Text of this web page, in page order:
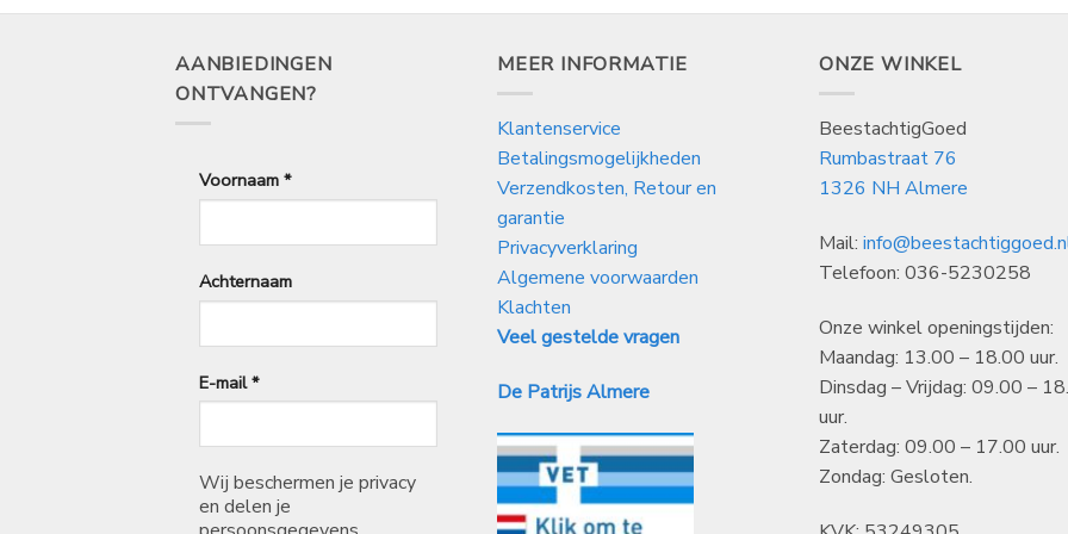
AANBIEDINGEN
ONTVANGEN?
Voornaam *
Achternaam
E-mail*
Wij beschermen je privacy
en delen je
MEER INFORMATIE
Klantenservice
Betalingsmogelijkheden
Verzendkosten, Retour en
garantie
Privacyverklaring
Algemene voorwaarden
Klachten
Veel gestelde vragen
De Patrijs Almere
ONZE WINKEL
BeestachtigGoed
Rumbastraat 76
1326 NH Almere
Mail:
Telefoon: 036-5230258
Onze winkel openingstijden:
Maandag: 13.00 – 18.00 uur.
Dinsdag – Vrijdag: 09.00 –
uur.
Zaterdag: 09.00 – 17.00 uur.
Zondag: Gesloten.